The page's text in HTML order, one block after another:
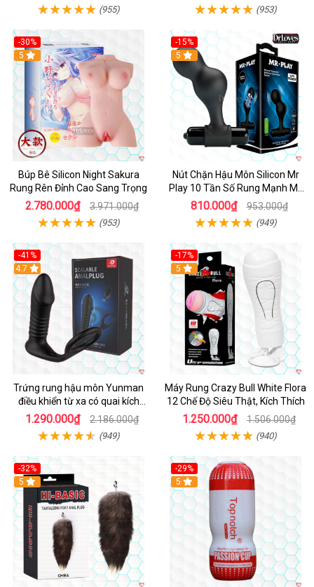
(955) (953)
-30%
Hot
5
Búp Bê Silicon Night Sakura
Rung Rên Đỉnh Cao Sang Trọng
2.780.000₫ 3.971.000₫
(953)
-15%
Hot
5
Nút Chặn Hậu Môn Silicon Mr
Play 10 Tần Số Rung Mạnh Mẽ
Kích Thích
810.000₫ 953.000₫
(949)
-41%
Hot
4.7
Trứng rung hậu môn Yunman
điều khiển từ xa có quai kích
thích
1.290.000₫ 2.186.000₫
(949)
-17%
5
Máy Rung Crazy Bull White Flora
12 Chế Độ Siêu Thật, Kích Thích
1.250.000₫ 1.506.000₫
(940)
-32%
Hot
5
-29%
5